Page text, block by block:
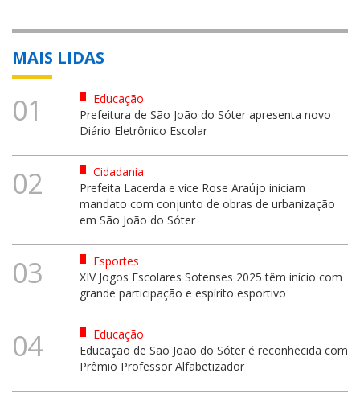
MAIS LIDAS
01
Educação
Prefeitura de São João do Sóter apresenta novo
Diário Eletrônico Escolar
02
Cidadania
Prefeita Lacerda e vice Rose Araújo iniciam
mandato com conjunto de obras de urbanização
em São João do Sóter
03
Esportes
XIV Jogos Escolares Sotenses 2025 têm início com
grande participação e espírito esportivo
04
Educação
Educação de São João do Sóter é reconhecida com
Prêmio Professor Alfabetizador